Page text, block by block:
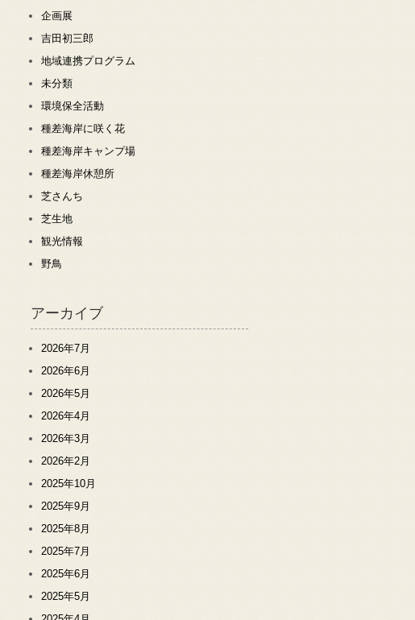
企画展
吉田初三郎
地域連携プログラム
未分類
環境保全活動
種差海岸に咲く花
種差海岸キャンプ場
種差海岸休憩所
芝さんち
芝生地
観光情報
野鳥
アーカイブ
2026年7月
2026年6月
2026年5月
2026年4月
2026年3月
2026年2月
2025年10月
2025年9月
2025年8月
2025年7月
2025年6月
2025年5月